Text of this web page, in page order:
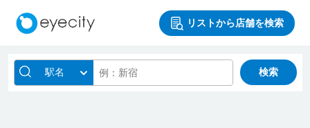
リストから店舗を検索
駅名 検索